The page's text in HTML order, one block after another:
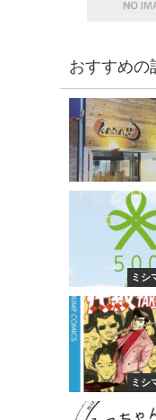
おすすめの
ミシ
ミシ